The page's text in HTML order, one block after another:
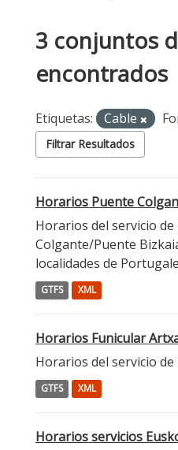
3 conjuntos
encontrados
Etiquetas: Cable
Filtrar Resultados
Horarios Puente
Horarios del servicio de
Colgante/Puente
localidades de
GTFS XML
Horarios Funicular
Horarios del servicio
GTFS XML
Horarios servicios